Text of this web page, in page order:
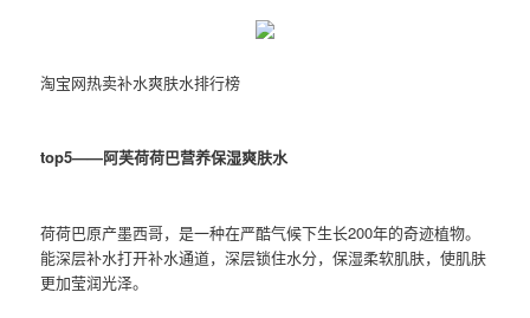
淘宝网热卖补水爽肤水排行榜
top5——阿芙荷荷巴营养保湿爽肤水
荷荷巴原产墨西哥，是一种在严酷气候下生长200年的奇迹植物。
能深层补水打开补水通道，深层锁住水分，保湿柔软肌肤，使肌肤
更加莹润光泽。